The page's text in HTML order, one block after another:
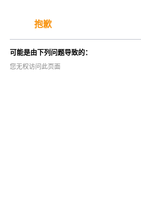
抱歉
可能是由下列问题导致的：
您无权访问此页面